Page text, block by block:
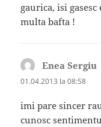
gaurica, isi
multa bafta !
Enea Sergiu
01.04.2013 la 08:58
imi pare sincer
cunosc